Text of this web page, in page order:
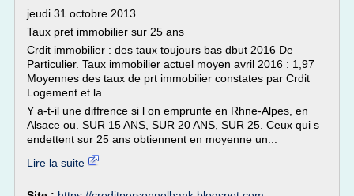
jeudi 31 octobre 2013
Taux pret immobilier sur 25 ans
Crdit immobilier : des taux toujours bas dbut 2016 De
Particulier. Taux immobilier actuel moyen avril 2016 : 1,97
Moyennes des taux de prt immobilier constates par Crdit
Logement et la.
Y a-t-il une diffrence si l on emprunte en Rhne-Alpes, en
Alsace ou. SUR 15 ANS, SUR 20 ANS, SUR 25. Ceux qui s
endettent sur 25 ans obtiennent en moyenne un...
Lire la suite